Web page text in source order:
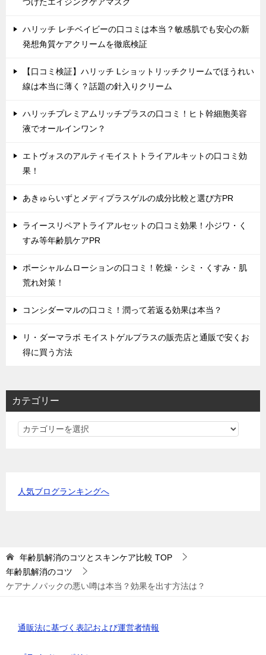
ハリッチ レチベイビーの口コミは本当？敏感肌でも安心の新
発想角質ケアクリームを徹底検証
【口コミ検証】ハリッチ Lショットリッチクリームでほうれい
線は本当に薄く？話題の針入りクリーム
ハリッチプレミアムリッチプラスの口コミ！ヒト幹細胞美容
液でオールインワン？
エトヴォスのアルティモイストトライアルキットの口コミ効
果！
あきゅらいずとメディプラスゲルの成分比較と選び方PR
ライースリペアトライアルセットの口コミ効果！小ジワ・く
すみ等年齢肌ケアPR
ポーシャルムローションの口コミ！乾燥・シミ・くすみ・肌
荒れ対策！
コンシダーマルの口コミ！潤って若返る効果は本当？
リ・ダーマラボ モイストゲルプラスの販売店と通販で安くお
得に買う方法
カテゴリー
カ
ー
人気ブログランキングへ
年齢肌解消のコツとスキンケア比較 TOP
年齢肌解消のコツ
ケアナノパックの悪い噂は本当？効果を出す方法は？
通販法に基づく表記および運営者情報